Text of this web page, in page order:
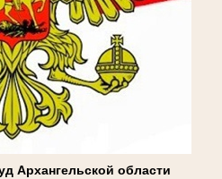
Архангельской области